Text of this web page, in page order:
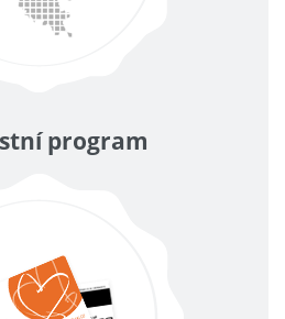
program